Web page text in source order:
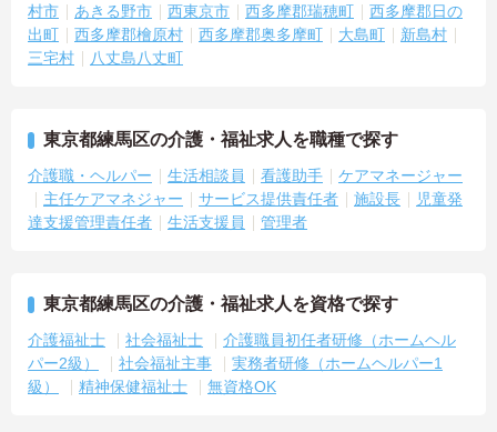
村市
あきる野市 西東京市 西多摩郡瑞穂町
西多摩郡日の
出町
西多摩郡檜原村 西多摩郡奥多摩町 大島町
新島村
三宅村
八丈島八丈町
東京都練馬区の介護・福祉求人を職種で探す
介護職・ヘルパー 生活相談員 看護助手
ケアマネージャー
主任ケアマネジャー
サービス提供責任者 施設長
児童発
達支援管理責任者
生活支援員 管理者
東京都練馬区の介護・福祉求人を資格で探す
介護福祉士 社会福祉士
介護職員初任者研修（ホームヘル
パー2級）
社会福祉主事
実務者研修（ホームヘルパー1
級）
精神保健福祉士 無資格OK